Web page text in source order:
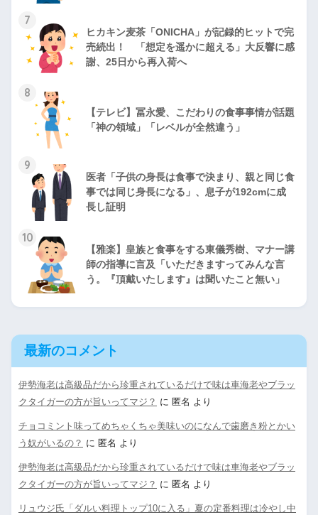
7
ヒカキン麦茶「ONICHA」が記録的ヒットで完
売続出！ 「想定を遥かに超える」大反響に感
謝、25日から再入荷へ
8
【テレビ】冨永愛、こだわりの食事事情が話題
「神の領域」「レベルが全然違う」
9
医者「子供の身長は食事で決まり、親と同じ食
事では同じ身長になる」、息子が192cmに成
長し証明
10
【雅楽】皇族と食事をする東儀秀樹、マナー講
師の指導に言及「いただきますってみんな言
う。『頂戴いたします』は聞いたこと無い」
最新のコメント
伊勢海老は高級品だから珍重されているだけで味は車海老やブラッ
クタイガーの方が旨いってマジ？ に 匿名 より
チョコミント味ってめちゃくちゃ美味いのになんで歯磨き粉とかい
う奴がいるの？ に 匿名 より
伊勢海老は高級品だから珍重されているだけで味は車海老やブラッ
クタイガーの方が旨いってマジ？ に 匿名 より
リュウジ氏「ダルい料理トップ10に入る」夏の定番料理は冷やし中